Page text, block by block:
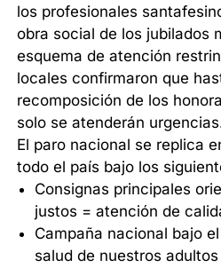
los profesionales
obra social de los jubilados
esquema de atención
locales confirmaron que
recomposición de los
solo se atenderán
El paro nacional se replica
todo el país bajo los
Consignas principales
justos = atención de
Campaña nacional bajo
salud de nuestros